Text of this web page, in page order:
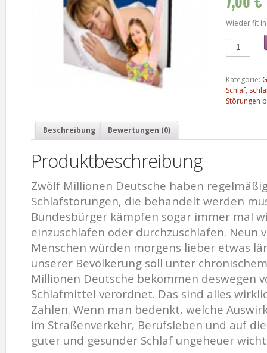
Wieder fit
Kategorie:
Schlaf,
Störungen
Beschreibung Bewertungen (0)
Produktbeschreibung
Zwölf Millionen Deutsche haben
Schlafstörungen, die behandelt werden
Bundesbürger kämpfen sogar immer mal
einzuschlafen oder durchzuschlafen. Neun
Menschen würden morgens lieber etwas
unserer Bevölkerung soll unter
Millionen Deutsche bekommen deswegen
Schlafmittel verordnet. Das sind alles
Zahlen. Wenn man bedenkt, welche
im Straßenverkehr, Berufsleben und auf
guter und gesunder Schlaf ungeheuer